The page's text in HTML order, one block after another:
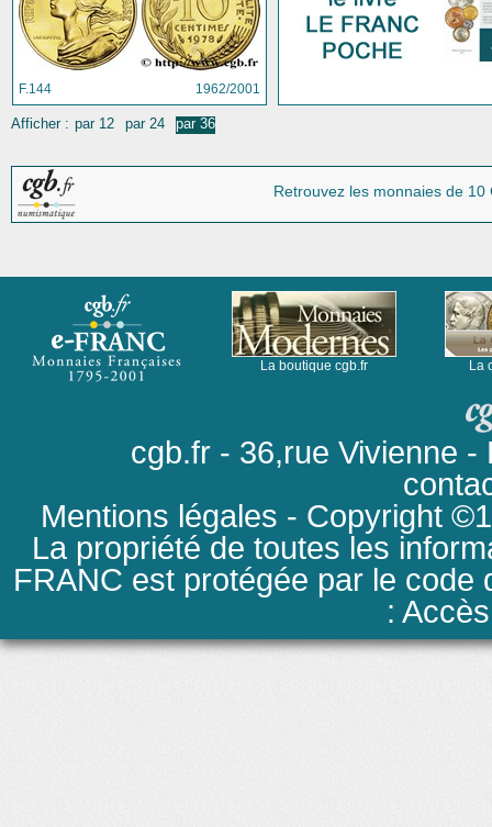
F.144 1962/2001
Afficher : par 12 par 24 par 36
Retrouvez les monnaies de 10
La boutique cgb.fr La
cgb.fr - 36,rue Vivienne -
Mentions légales - Copyright
La propriété de toutes les
FRANC est protégée par le code
: